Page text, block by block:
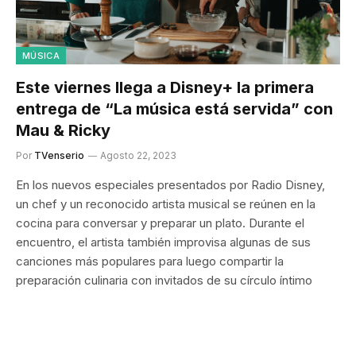
MÚSICA
Este viernes llega a Disney+ la primera
entrega de “La música está servida” con
Mau & Ricky
Por TVenserio Agosto 22, 2023
En los nuevos especiales presentados por Radio Disney,
un chef y un reconocido artista musical se reúnen en la
cocina para conversar y preparar un plato. Durante el
encuentro, el artista también improvisa algunas de sus
canciones más populares para luego compartir la
preparación culinaria con invitados de su círculo íntimo